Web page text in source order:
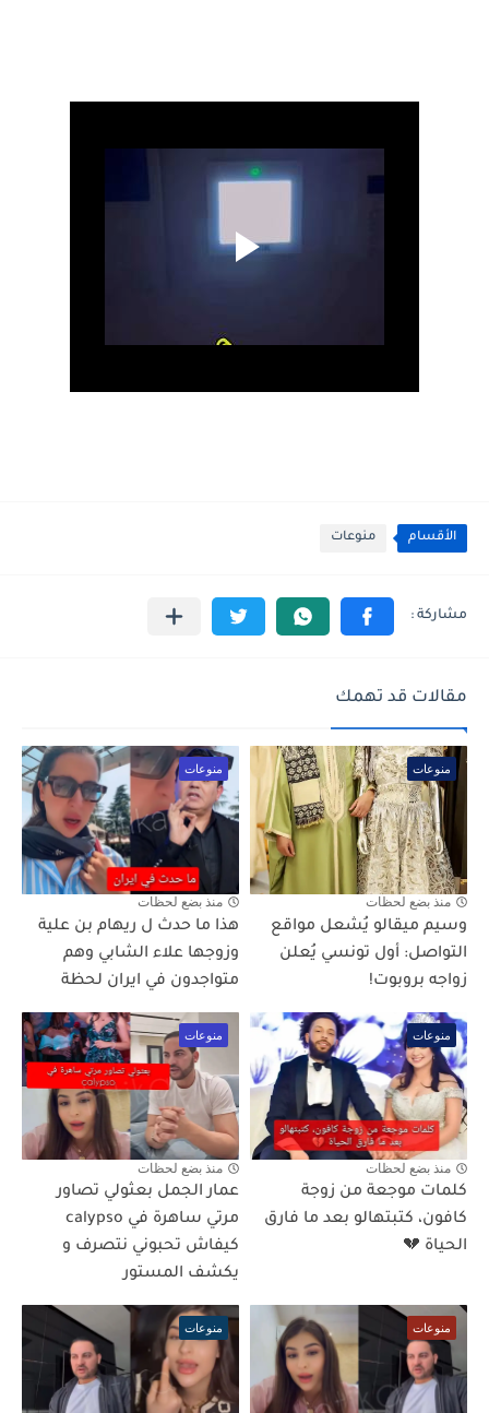
الأقسام منوعات
مقالات قد تهمك
منوعات
منذ بضع لحظات
وسيم ميقالو يُشعل مواقع
التواصل: أول تونسي يُعلن
زواجه بروبوت!
منوعات
منذ بضع لحظات
هذا ما حدث ل ريهام بن علية
وزوجها علاء الشابي وهم
متواجدون في ايران لحظة
منوعات
منذ بضع لحظات
كلمات موجعة من زوجة
كافون، كتبتهالو بعد ما فارق
الحياة 💔
منوعات
منذ بضع لحظات
عمار الجمل بعثولي تصاور
مرتي ساهرة في calypso
كيفاش تحبوني نتصرف و
يكشف المستور
منوعات منوعات